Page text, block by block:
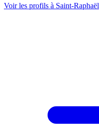
Voir les profils à Saint-Raphaël